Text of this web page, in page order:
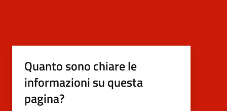
Quanto sono chiare le
informazioni su questa
pagina?